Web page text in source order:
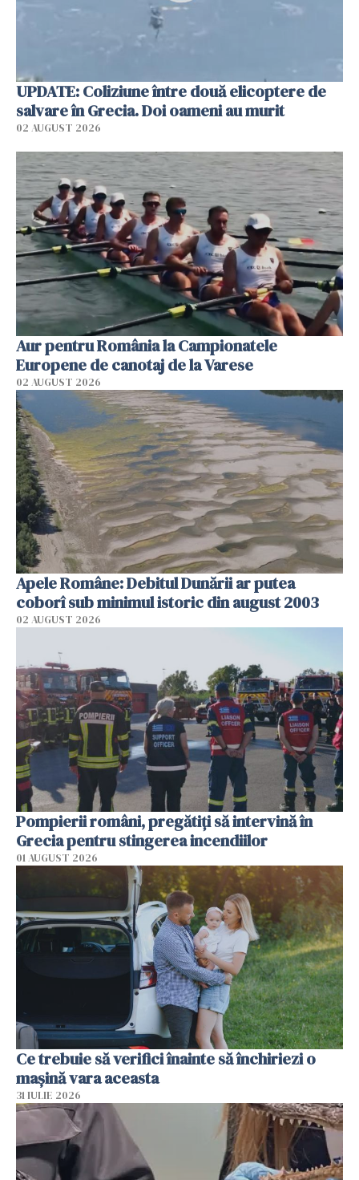
UPDATE: Coliziune între două elicoptere de
salvare în Grecia. Doi oameni au murit
02 AUGUST 2026
Aur pentru România la Campionatele
Europene de canotaj de la Varese
02 AUGUST 2026
Apele Române: Debitul Dunării ar putea
coborî sub minimul istoric din august 2003
02 AUGUST 2026
Pompierii români, pregătiţi să intervină în
Grecia pentru stingerea incendiilor
01 AUGUST 2026
Ce trebuie să verifici înainte să închiriezi o
mașină vara aceasta
31 IULIE 2026